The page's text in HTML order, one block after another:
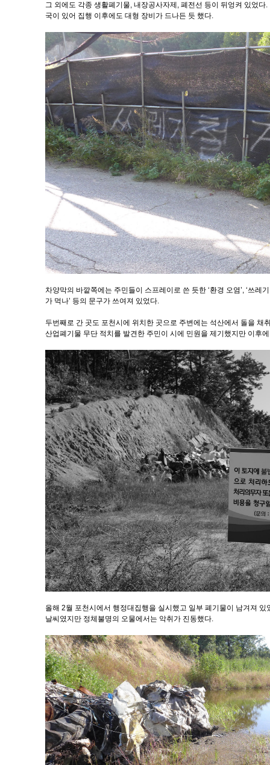
그 외에도 각종 생활폐기물, 내장공사자제, 폐전선 등이 뒤엉켜 있었
국이 있어 집행 이후에도 대형 장비가 드나든 듯 했다.
차양막의 바깥쪽에는 주민들이 스프레이로 쓴 듯한 ‘환경 오염’, ‘쓰레
가 먹나’ 등의 문구가 쓰여져 있었다.
두번째로 간 곳도 포천시에 위치한 곳으로 주변에는 석산에서 돌을 채
산업폐기물 무단 적치를 발견한 주민이 시에 민원을 제기했지만 이후
올해 2월 포천시에서 행정대집행을 실시했고 일부 폐기물이 남겨져
날씨였지만 정체불명의 오물에서는 악취가 진동했다.